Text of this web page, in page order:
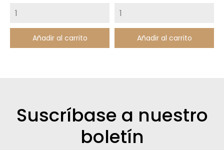
Añadir al carrito Añadir al carrito
Suscríbase a nuestro
boletín